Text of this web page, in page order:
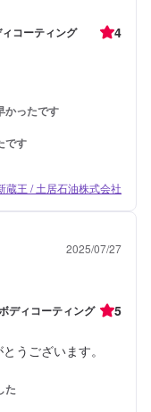
コーティング 4
かったです
です
蔵王 / 土居石油株式会社
2025/07/27
ディコーティング 5
うございます。
た